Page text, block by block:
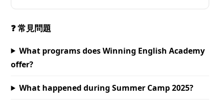
❓ 常見問題
What programs does Winning English Academy
offer?
What happened during Summer Camp 2025?